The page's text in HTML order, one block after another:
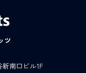
ツ
新南口ビル1F